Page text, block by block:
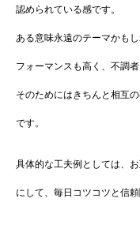
認められている感です。
ある意味永遠のテーマかも
フォーマンスも高く、不調者
そのためにはきちんと相互
です。
具体的な工夫例としては、
にして、毎日コツコツと信